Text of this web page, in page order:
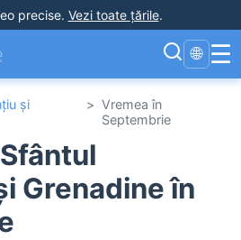
precise. Vezi toate țările.
🌐 ☰
și
> Vremea în
Septembrie
Grenadine în